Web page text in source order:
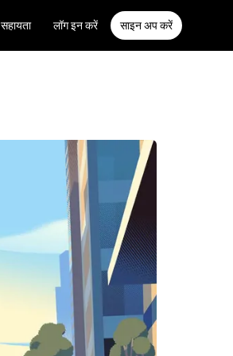
सहायता लॉग इन करें साइन अप करें